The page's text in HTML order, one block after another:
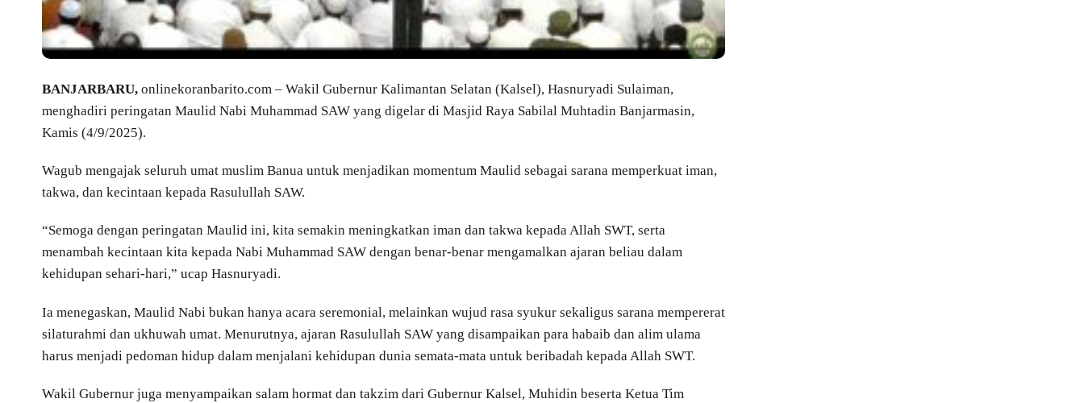
BANJARBARU, onlinekoranbarito.com – Wakil Gubernur Kalimantan Selatan (Kalsel), Hasnuryadi Sulaiman,
menghadiri peringatan Maulid Nabi Muhammad SAW yang digelar di Masjid Raya Sabilal Muhtadin Banjarmasin,
Kamis (4/9/2025).
Wagub mengajak seluruh umat muslim Banua untuk menjadikan momentum Maulid sebagai sarana memperkuat iman,
takwa, dan kecintaan kepada Rasulullah SAW.
“Semoga dengan peringatan Maulid ini, kita semakin meningkatkan iman dan takwa kepada Allah SWT, serta
menambah kecintaan kita kepada Nabi Muhammad SAW dengan benar-benar mengamalkan ajaran beliau dalam
kehidupan sehari-hari,” ucap Hasnuryadi.
Ia menegaskan, Maulid Nabi bukan hanya acara seremonial, melainkan wujud rasa syukur sekaligus sarana mempererat
silaturahmi dan ukhuwah umat. Menurutnya, ajaran Rasulullah SAW yang disampaikan para habaib dan alim ulama
harus menjadi pedoman hidup dalam menjalani kehidupan dunia semata-mata untuk beribadah kepada Allah SWT.
Wakil Gubernur juga menyampaikan salam hormat dan takzim dari Gubernur Kalsel, Muhidin beserta Ketua Tim